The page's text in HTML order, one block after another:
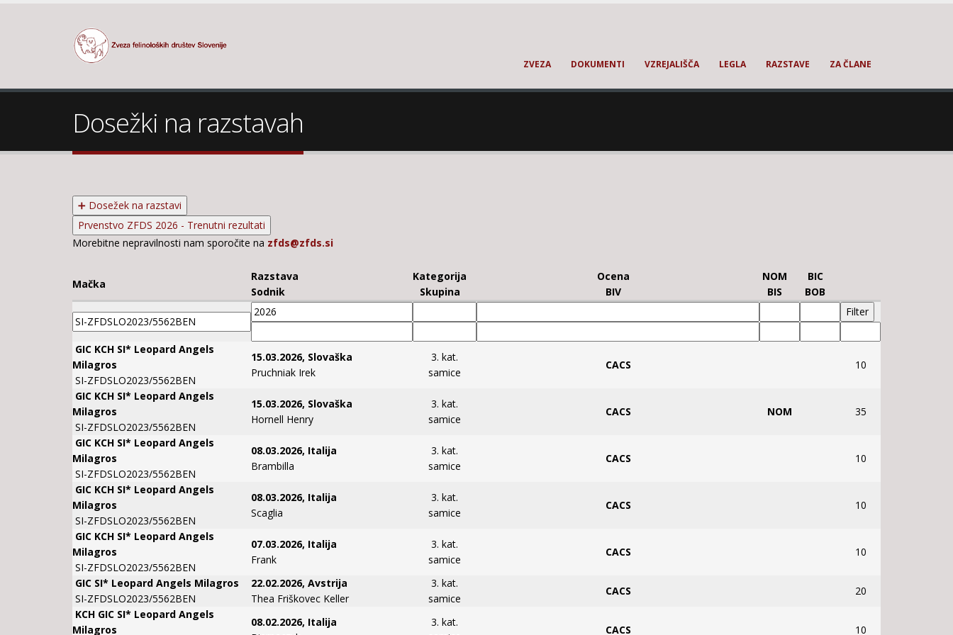
ZVEZA DOKUMENTI VZREJALIŠČA LEGLA RAZSTAVE ZA ČLANE
Dosežki na razstavah
➕ Dosežek na razstavi
Prvenstvo ZFDS 2026 - Trenutni rezultati
Morebitne nepravilnosti nam sporočite na zfds@zfds.si
Mačka
Razstava
Sodnik
Kategorija
Skupina
Ocena
BIV
NOM
BIS
BIC
BOB
GIC KCH SI* Leopard Angels
Milagros
SI-ZFDSLO2023/5562BEN
15.03.2026, Slovaška
Pruchniak Irek
3. kat.
samice
CACS 10
GIC KCH SI* Leopard Angels
Milagros
SI-ZFDSLO2023/5562BEN
15.03.2026, Slovaška
Hornell Henry
3. kat.
samice
CACS NOM 35
GIC KCH SI* Leopard Angels
Milagros
SI-ZFDSLO2023/5562BEN
08.03.2026, Italija
Brambilla
3. kat.
samice
CACS 10
GIC KCH SI* Leopard Angels
Milagros
SI-ZFDSLO2023/5562BEN
08.03.2026, Italija
Scaglia
3. kat.
samice
CACS 10
GIC KCH SI* Leopard Angels
Milagros
SI-ZFDSLO2023/5562BEN
07.03.2026, Italija
Frank
3. kat.
samice
CACS 10
GIC SI* Leopard Angels Milagros
SI-ZFDSLO2023/5562BEN
22.02.2026, Avstrija
Thea Friškovec Keller
3. kat.
samice
CACS
20
KCH GIC SI* Leopard Angels
Milagros
08.02.2026, Italija
3. kat.
CACS 10